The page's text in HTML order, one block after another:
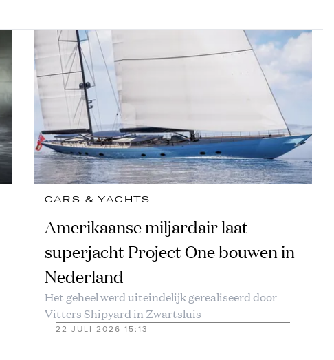
CARS & YACHTS
Amerikaanse miljardair laat
superjacht Project One bouwen in
Nederland
Het geheel werd uiteindelijk gerealiseerd door
Vitters Shipyard in Zwartsluis
22 JULI 2026 15:13